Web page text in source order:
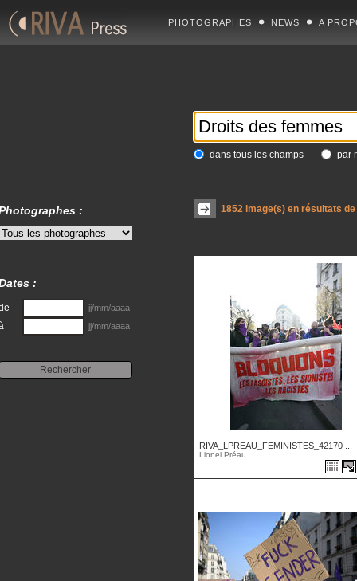
PHOTOGRAPHES NEWS A
dans tous les champs par
1852image(s) en résultats
RIVA_LPREAU_FEMINISTES_42170 ...
Lionel Préau
:
:
jj/mm/aaaa
jj/mm/aaaa